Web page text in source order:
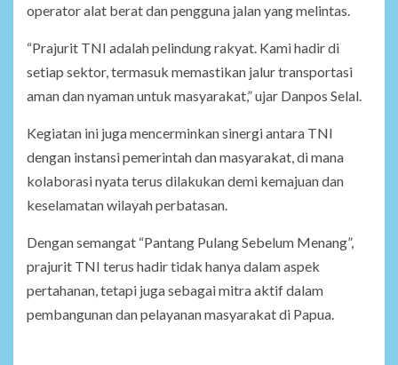
operator alat berat dan pengguna jalan yang melintas.
“Prajurit TNI adalah pelindung rakyat. Kami hadir di
setiap sektor, termasuk memastikan jalur transportasi
aman dan nyaman untuk masyarakat,” ujar Danpos Selal.
Kegiatan ini juga mencerminkan sinergi antara TNI
dengan instansi pemerintah dan masyarakat, di mana
kolaborasi nyata terus dilakukan demi kemajuan dan
keselamatan wilayah perbatasan.
Dengan semangat “Pantang Pulang Sebelum Menang”,
prajurit TNI terus hadir tidak hanya dalam aspek
pertahanan, tetapi juga sebagai mitra aktif dalam
pembangunan dan pelayanan masyarakat di Papua.